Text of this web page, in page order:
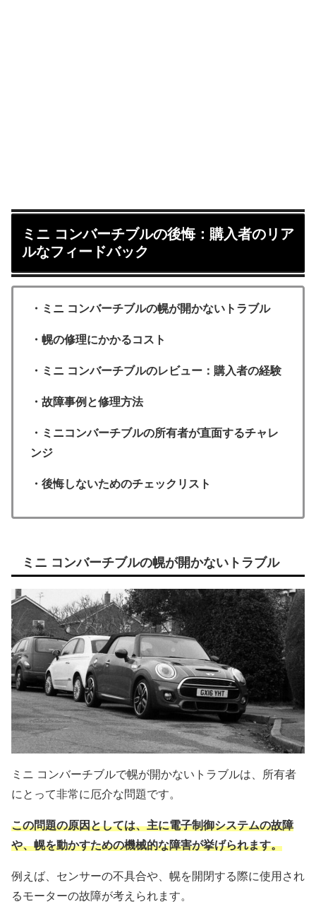
ミニ コンバーチブルの後悔：購入者のリア
ルなフィードバック
・ミニ コンバーチブルの幌が開かないトラブル
・幌の修理にかかるコスト
・ミニ コンバーチブルのレビュー：購入者の経験
・故障事例と修理方法
・ミニコンバーチブルの所有者が直面するチャレ
ンジ
・後悔しないためのチェックリスト
ミニ コンバーチブルの幌が開かないトラブル
ミニ コンバーチブルで幌が開かないトラブルは、所有者
にとって非常に厄介な問題です。
この問題の原因としては、主に電子制御システムの故障
や、幌を動かすための機械的な障害が挙げられます。
例えば、センサーの不具合や、幌を開閉する際に使用され
るモーターの故障が考えられます。